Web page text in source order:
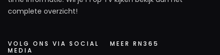
complete overzicht!
VOLG ONS VIA SOCIAL
MEDIA
MEER RN365